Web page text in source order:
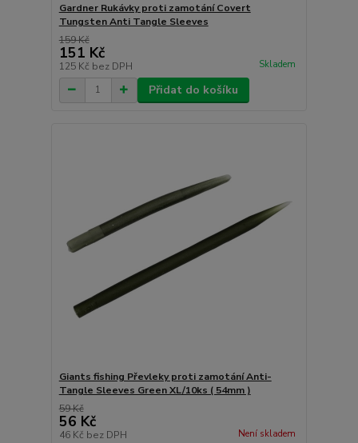
Gardner Rukávky proti zamotání Covert
Tungsten Anti Tangle Sleeves
159 Kč
151 Kč
125 Kč bez DPH Skladem
Přidat do košíku
Giants fishing Převleky proti zamotání Anti-
Tangle Sleeves Green XL/10ks ( 54mm )
59 Kč
56 Kč
46 Kč bez DPH Není skladem